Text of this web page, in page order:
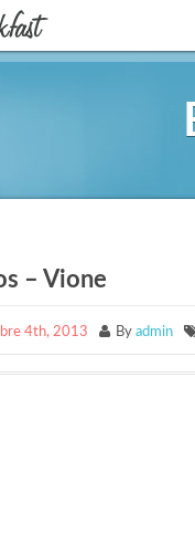
– Vione
4th, 2013 Byadmin